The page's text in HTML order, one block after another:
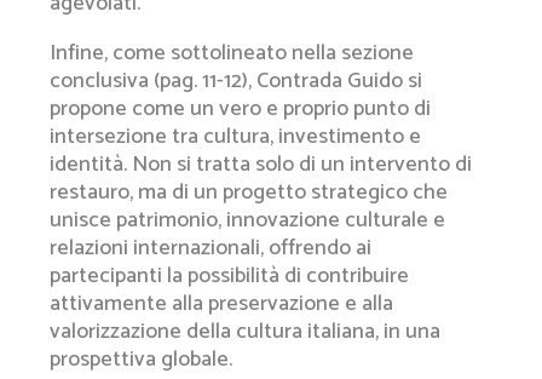
Infine, come sottolineato nella sezione
conclusiva (pag. 11-12), Contrada Guido si
propone come un vero e proprio punto di
intersezione tra cultura, investimento e
identità. Non si tratta solo di un intervento di
restauro, ma di un progetto strategico che
unisce patrimonio, innovazione culturale e
relazioni internazionali, offrendo ai
partecipanti la possibilità di contribuire
attivamente alla preservazione e alla
valorizzazione della cultura italiana, in una
prospettiva globale.